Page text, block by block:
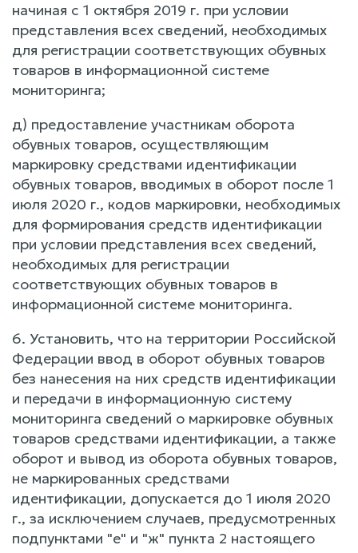
начиная с 1 октября 2019 г. при условии
представления всех сведений, необходимых
для регистрации соответствующих обувных
товаров в информационной системе
мониторинга;
д) предоставление участникам оборота
обувных товаров, осуществляющим
маркировку средствами идентификации
обувных товаров, вводимых в оборот после 1
июля 2020 г., кодов маркировки, необходимых
для формирования средств идентификации
при условии представления всех сведений,
необходимых для регистрации
соответствующих обувных товаров в
информационной системе мониторинга.
6. Установить, что на территории Российской
Федерации ввод в оборот обувных товаров
без нанесения на них средств идентификации
и передачи в информационную систему
мониторинга сведений о маркировке обувных
товаров средствами идентификации, а также
оборот и вывод из оборота обувных товаров,
не маркированных средствами
идентификации, допускается до 1 июля 2020
г., за исключением случаев, предусмотренных
подпунктами "е" и "ж" пункта 2 настоящего